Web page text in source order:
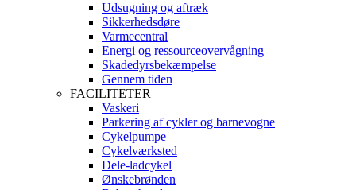
Udsugning og aftræk
Sikkerhedsdøre
Varmecentral
Energi og ressourceovervågning
Skadedyrsbekæmpelse
Gennem tiden
FACILITETER
Vaskeri
Parkering af cykler og barnevogne
Cykelpumpe
Cykelværksted
Dele-ladcykel
Ønskebrønden